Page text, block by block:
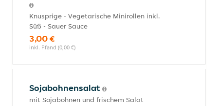
Knusprige - Vegetarische Minirollen inkl.
Süß - Sauer Sauce
3,00 €
inkl. Pfand (0,00 €)
Sojabohnensalat
mit Sojabohnen und frischem Salat